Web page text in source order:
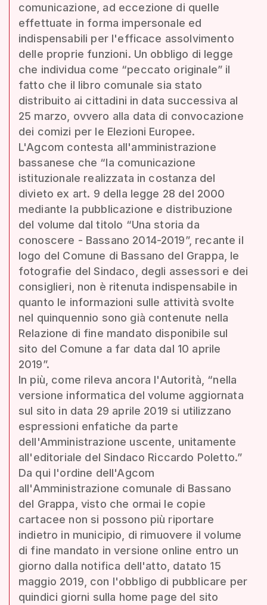
comunicazione, ad eccezione di quelle
effettuate in forma impersonale ed
indispensabili per l'efficace assolvimento
delle proprie funzioni. Un obbligo di legge
che individua come “peccato originale” il
fatto che il libro comunale sia stato
distribuito ai cittadini in data successiva al
25 marzo, ovvero alla data di convocazione
dei comizi per le Elezioni Europee.
L'Agcom contesta all'amministrazione
bassanese che “la comunicazione
istituzionale realizzata in costanza del
divieto ex art. 9 della legge 28 del 2000
mediante la pubblicazione e distribuzione
del volume dal titolo “Una storia da
conoscere - Bassano 2014-2019”, recante il
logo del Comune di Bassano del Grappa, le
fotografie del Sindaco, degli assessori e dei
consiglieri, non è ritenuta indispensabile in
quanto le informazioni sulle attività svolte
nel quinquennio sono già contenute nella
Relazione di fine mandato disponibile sul
sito del Comune a far data dal 10 aprile
2019”.
In più, come rileva ancora l'Autorità, “nella
versione informatica del volume aggiornata
sul sito in data 29 aprile 2019 si utilizzano
espressioni enfatiche da parte
dell'Amministrazione uscente, unitamente
all'editoriale del Sindaco Riccardo Poletto.”
Da qui l'ordine dell'Agcom
all'Amministrazione comunale di Bassano
del Grappa, visto che ormai le copie
cartacee non si possono più riportare
indietro in municipio, di rimuovere il volume
di fine mandato in versione online entro un
giorno dalla notifica dell'atto, datato 15
maggio 2019, con l'obbligo di pubblicare per
quindici giorni sulla home page del sito